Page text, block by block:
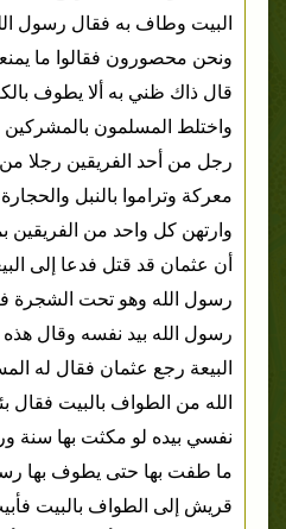
البيت وطاف به فقال رسول
ونحن محصورون فقالوا ما
قال ذاك ظني به ألا يطوف
واختلط المسلمون
رجل من أحد الفريقين رجلا من
معركة وتراموا بالنبل
وارتهن كل واحد من الفريقين
أن عثمان قد قتل فدعا إلى
رسول الله وهو تحت الشجرة
رسول الله بيد نفسه وقال
البيعة رجع عثمان فقال له
الله من الطواف بالبيت فقال
نفسي بيده لو مكثت بها سنة
ما طفت بها حتى يطوف بها
قريش إلى الطواف بالبيت